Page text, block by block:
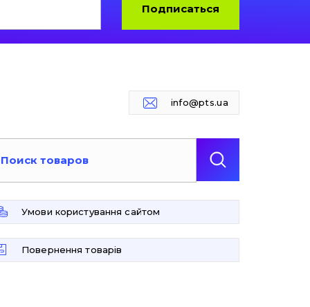
Подписаться
info@pts.ua
Умови користування сайтом
Повернення товарів